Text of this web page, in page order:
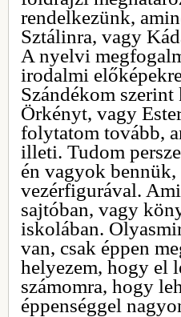
rendelkezünk,
Sztálinra, vagy
A nyelvi
irodalmi
Szándékom
Örkényt, vagy
folytatom tovább,
illeti. Tudom
én vagyok bennük,
vezérfigurával.
sajtóban, vagy
iskolában.
van, csak éppen
helyezem, hogy el
számomra, hogy
éppenséggel